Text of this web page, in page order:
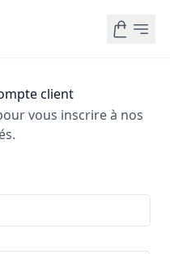
client
vous inscrire à nos